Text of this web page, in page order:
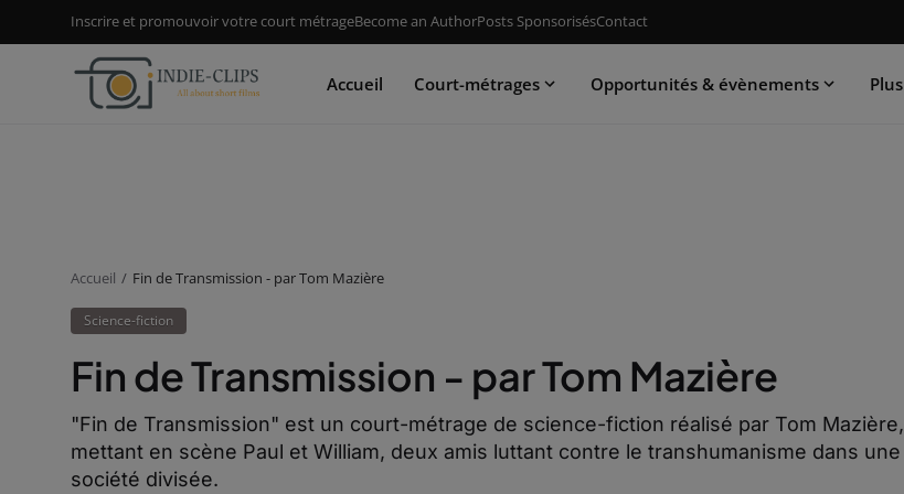
Inscrire et promouvoir votre court métrageBecome an AuthorPosts SponsorisésContact
Accueil Court-métrages Opportunités & évènements Plus
Accueil Fin de Transmission - par Tom Mazière
Science-fiction
Fin de Transmission - par Tom Mazière
"Fin de Transmission" est un court-métrage de science-fiction réalisé par Tom Mazière,
mettant en scène Paul et William, deux amis luttant contre le transhumanisme dans une
société divisée.